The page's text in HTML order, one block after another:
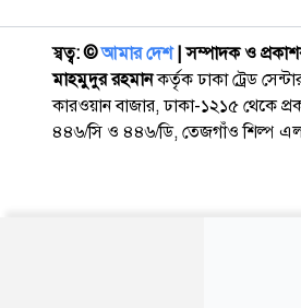
স্বত্ব: ©️আমার দেশ| সম্পাদক ও
মাহমুদুর রহমানকর্তৃক ঢাকা ট্রেড
কারওয়ান বাজার, ঢাকা-১২১৫ থেকে
৪৪৬/সি ও ৪৪৬/ডি, তেজগাঁও শিল্প